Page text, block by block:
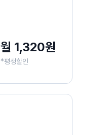
월 1,320원
*평생할인